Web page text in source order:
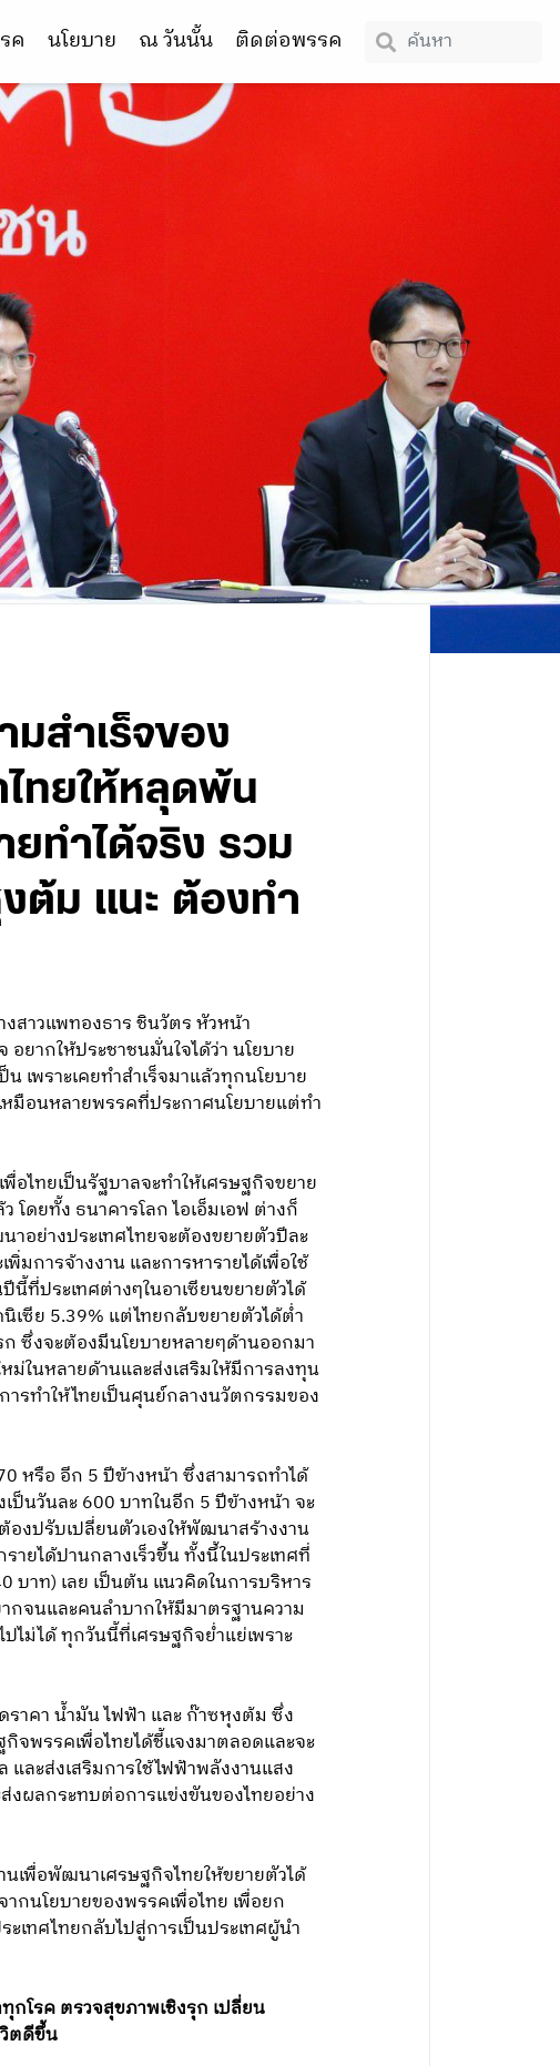
ค นโยบาย ณ วันนั้น ติดต่อพรรค
สำเร็จของ
ทยให้หลุดพ้น
ยทำได้จริง รวม
ต้ม แนะ ต้องทำ
สาวแพทองธาร ชินวัตร หัวหน้า
ยากให้ประชาชนมั่นใจได้ว่า นโยบาย
เพราะเคยทำสำเร็จมาแล้วทุกนโยบาย
หมือนหลายพรรคที่ประกาศนโยบายแต่ทำ
ไทยเป็นรัฐบาลจะทำให้เศรษฐกิจขยาย
โดยทั้ง ธนาคารโลก ไอเอ็มเอฟ ต่างก็
อย่างประเทศไทยจะต้องขยายตัวปีละ
การจ้างงาน และการหารายได้เพื่อใช้
ที่ประเทศต่างๆในอาเซียนขยายตัวได้
เซีย 5.39% แต่ไทยกลับขยายตัวได้ต่ำ
ก ซึ่งจะต้องมีนโยบายหลายๆด้านออกมา
ม่ในหลายด้านและส่งเสริมให้มีการลงทุน
ารทำให้ไทยเป็นศุนย์กลางนวัตกรรมของ
หรือ อีก 5 ปีข้างหน้า ซึ่งสามารถทำได้
ป็นวันละ 600 บาทในอีก 5 ปีข้างหน้า จะ
องปรับเปลี่ยนตัวเองให้พัฒนาสร้างงาน
ยได้ปานกลางเร็วขึ้น ทั้งนึ้ในประเทศที่
บาท) เลย เป็นต้น แนวคิดในการบริหาร
กจนและคนลำบากให้มีมาตรฐานความ
ไม่ได้ ทุกวันนี้ที่เศรษฐกิจย่ำแย่เพราะ
าคา น้ำมัน ไฟฟ้า และ ก๊าซหุงต้ม ซึ่ง
จพรรคเพื่อไทยได้ชี้แจงมาตลอดและจะ
ละส่งเสริมการใช้ไฟฟ้าพลังงานแสง
งผลกระทบต่อการแข่งขันของไทยอย่าง
เพื่อพัฒนาเศรษฐกิจไทยให้ขยายตัวได้
กนโยบายของพรรคเพื่อไทย เพื่อยก
เทศไทยกลับไปสู่การเป็นประเทศผู้นำ
โรค ตรวจสุขภาพเชิงรุก เปลี่ยน
ตดีขึ้น